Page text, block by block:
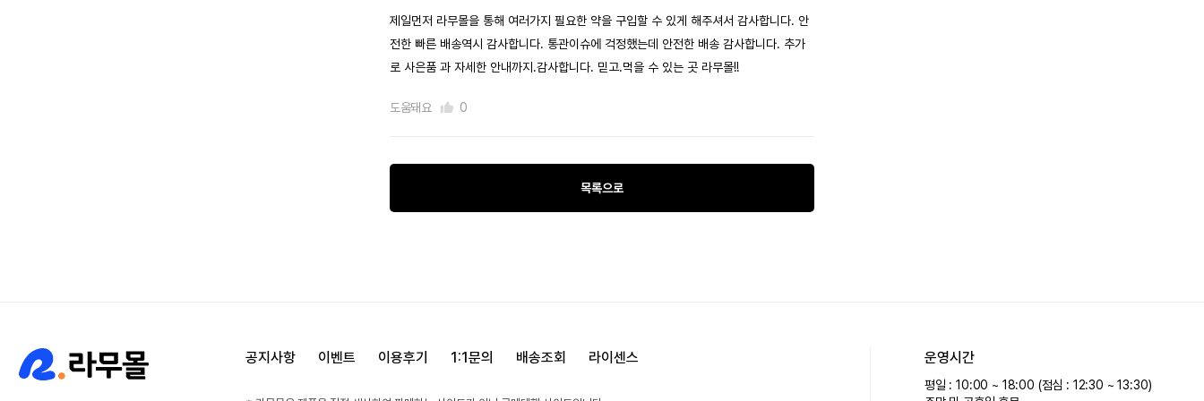
제일먼저 라무몰을 통해 여러가지 필요한 약을 구입할 수 있게 해주셔서 감사합니다. 안
전한 빠른 배송역시 감사합니다. 통관이슈에 걱정했는데 안전한 배송 감사합니다. 추가
로 사은품 과 자세한 안내까지.감사합니다. 믿고.먹을 수 있는 곳 라무몰!!
도움돼요 0
목록으로
공지사항 이벤트 이용후기 1:1문의 배송조회 라이센스 운영시간
평일 : 10:00 ~ 18:00 (점심 : 12:30 ~ 13:30)